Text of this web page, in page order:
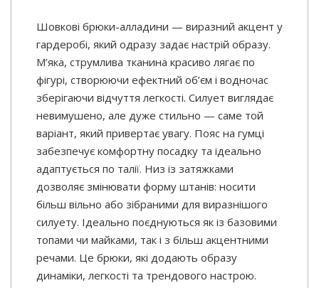
Шовкові брюки-алладини — виразний акцент у
гардеробі, який одразу задає настрій образу.
М’яка, струмлива тканина красиво лягає по
фігурі, створюючи ефектний об’єм і водночас
зберігаючи відчуття легкості. Силует виглядає
невимушено, але дуже стильно — саме той
варіант, який привертає увагу. Пояс на гумці
забезпечує комфортну посадку та ідеально
адаптується по талії. Низ із затяжками
дозволяє змінювати форму штанів: носити
більш вільно або зібраними для виразнішого
силуету. Ідеально поєднуються як із базовими
топами чи майками, так і з більш акцентними
речами. Це брюки, які додають образу
динаміки, легкості та трендового настрою.